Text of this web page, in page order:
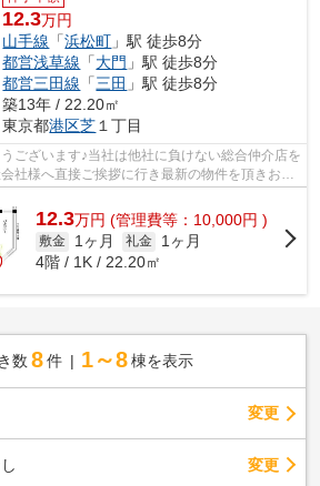
12.3万円
山手線 「浜松町 」駅 徒歩8分
都営浅草線 「大門 」駅 徒歩8分
都営三田線 「三田 」駅 徒歩8分
築13年 / 22.20㎡
東京都港区芝 １丁目
ございます♪当社は他社に負けない総合仲介店を
社様へ直接ご挨拶に行き最新の物件を頂きお客
の情報は...
12.3万円 (管理費等：10,000円 )
敷金 1ヶ月 礼金
1ヶ月
4階 / 1K / 22.20㎡
数 8 件 1～8 棟を表示
変更
変更